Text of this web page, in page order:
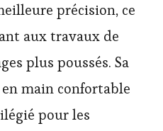
précision, ce
aux travaux de
plus poussés. Sa
main confortable
pour les